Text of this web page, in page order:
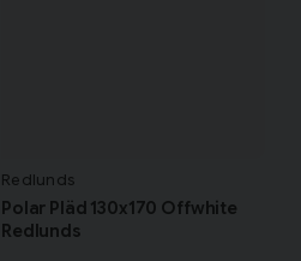
Redlunds
Polar Pläd 130x170 Offwhite
Redlunds